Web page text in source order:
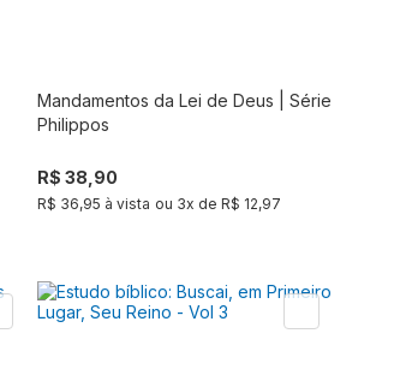
Mandamentos da Lei de Deus | Série
Philippos
R$ 38,90
R$ 36,95 à vista ou 3x deR$ 12,97